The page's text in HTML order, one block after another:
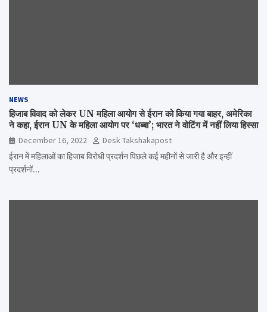
NEWS
हिजाब विवाद को लेकर UN महिला आयोग से ईरान को किया गया बाहर, अमेरिका
ने कहा, ईरान UN के महिला आयोग पर ‘धब्बा’; भारत ने वोटिंग में नहीं लिया हिस्सा
December 16, 2022
Desk Takshakapost
ईरान में महिलाओं का हिजाब विरोधी प्रदर्शन पिछले कई महीनों से जारी है और इन्हीं
प्रदर्शनों…